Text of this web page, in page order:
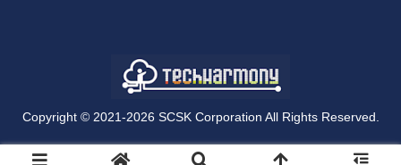
Copyright © 2021-2026 SCSK Corporation All Rights Reserved.